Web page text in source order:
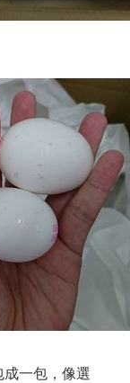
一包，像選